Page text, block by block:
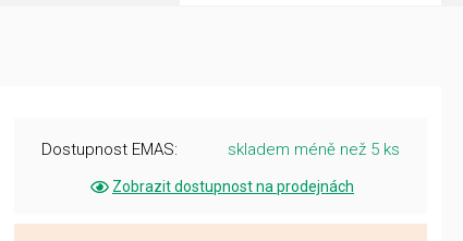
Dostupnost EMAS: skladem méně než 5 ks
Zobrazit dostupnost na prodejnách